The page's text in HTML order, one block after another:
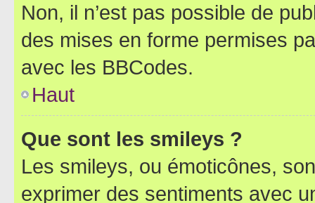
Non, il n’est pas possible de
des mises en forme permises
avec les BBCodes.
Haut
Que sont les smileys ?
Les smileys, ou émoticônes,
exprimer des sentiments avec